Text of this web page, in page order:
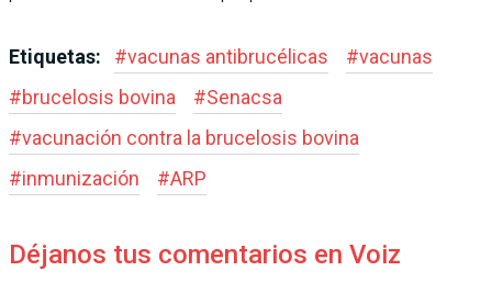
Etiquetas: #vacunas antibrucélicas #vacunas
#brucelosis bovina #Senacsa
#vacunación contra la brucelosis bovina
#inmunización #ARP
Déjanos tus comentarios en Voiz